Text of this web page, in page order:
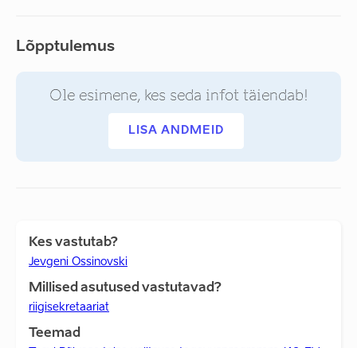
Lõpptulemus
Ole esimene, kes seda infot täiendab!
LISA ANDMEID
Kes vastutab?
Jevgeni Ossinovski
Millised asutused vastutavad?
riigisekretaariat
Teemad